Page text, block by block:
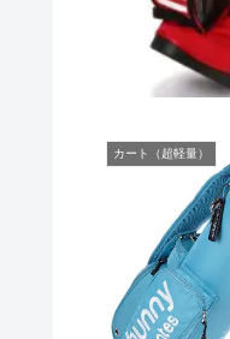
カート（超軽量）